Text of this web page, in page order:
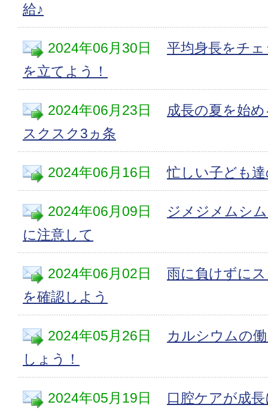
給♪
2024年06月30日
平均身長をチ
を立てよう！
2024年06月23日
成長の夏を始
スクスク3ヵ条
2024年06月16日 忙しい子ども
2024年06月09日
ジメジメムシ
に注意して
2024年06月02日
雨に負けずに
を確認しよう
2024年05月26日
カルシウムの
しょう！
2024年05月19日
口腔ケアが成